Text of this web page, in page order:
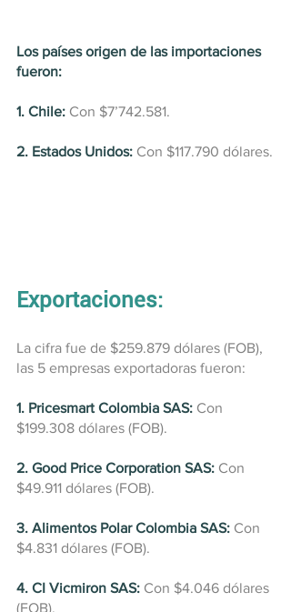
Los países origen de las importaciones
fueron:
1. Chile: Con $7’742.581.
2. Estados Unidos: Con $117.790 dólares.
Exportaciones:
La cifra fue de $259.879 dólares (FOB),
las 5 empresas exportadoras fueron:
1. Pricesmart Colombia SAS: Con
$199.308 dólares (FOB).
2. Good Price Corporation SAS: Con
$49.911 dólares (FOB).
3. Alimentos Polar Colombia SAS: Con
$4.831 dólares (FOB).
4. CI Vicmiron SAS: Con $4.046 dólares
(FOB).